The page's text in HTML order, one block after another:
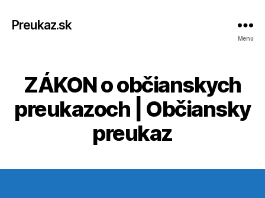
Preukaz.sk
Menu
ZÁKON o občianskych
preukazoch | Občiansky
preukaz